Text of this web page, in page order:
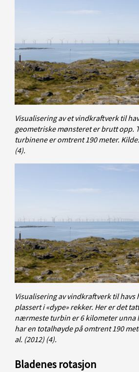
Visualisering av et vindkraftverk til
geometriske mønsteret er brutt opp.
turbinene er omtrent 190 meter.
(4).
Visualisering av vindkraftverk til
plassert i «dype» rekker. Her er det
nærmeste turbin er 6 kilometer unna
har en totalhøyde på omtrent 190
al. (2012) (4).
Bladenes rotasjon